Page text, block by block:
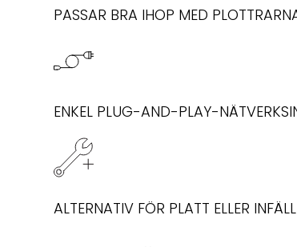
PASSAR BRA IHOP MED
ENKEL PLUG-AND-PLAY-
ALTERNATIV FÖR PLATT ELLER